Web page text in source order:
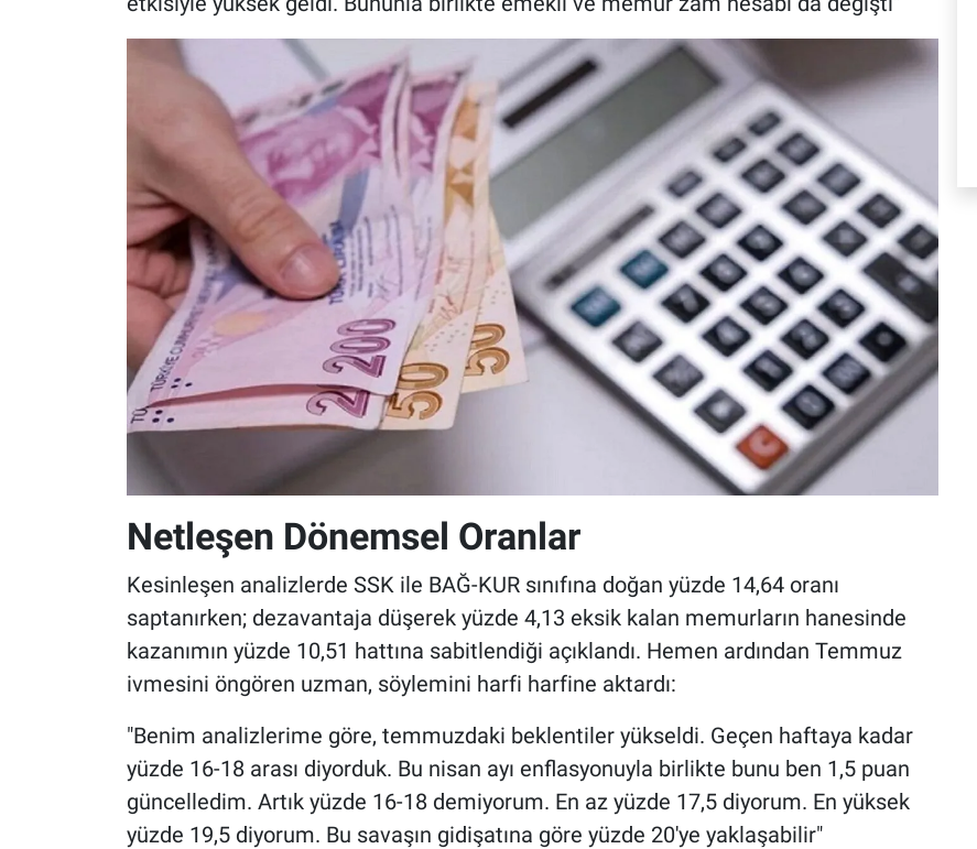
Netleşen Dönemsel Oranlar
Kesinleşen analizlerde SSK ile BAĞ-KUR sınıfına doğan yüzde 14,64 oranı
saptanırken; dezavantaja düşerek yüzde 4,13 eksik kalan memurların hanesinde
kazanımın yüzde 10,51 hattına sabitlendiği açıklandı. Hemen ardından Temmuz
ivmesini öngören uzman, söylemini harfi harfine aktardı:
"Benim analizlerime göre, temmuzdaki beklentiler yükseldi. Geçen haftaya kadar
yüzde 16-18 arası diyorduk. Bu nisan ayı enflasyonuyla birlikte bunu ben 1,5 puan
güncelledim. Artık yüzde 16-18 demiyorum. En az yüzde 17,5 diyorum. En yüksek
yüzde 19,5 diyorum. Bu savaşın gidişatına göre yüzde 20'ye yaklaşabilir"